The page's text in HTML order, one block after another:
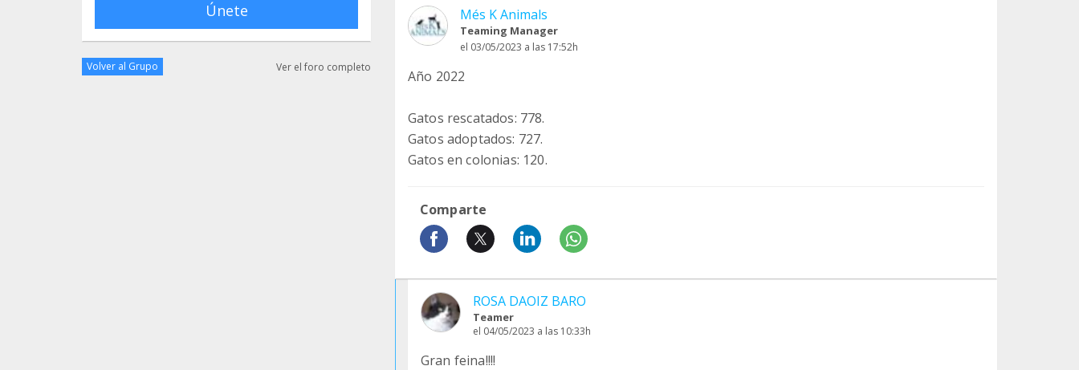
Únete
Volver al Grupo Ver el foro completo
Més K Animals
Teaming Manager
el 03/05/2023 a las 17:52h
Año 2022
Gatos rescatados: 778.
Gatos adoptados: 727.
Gatos en colonias: 120.
Comparte
ROSA DAOIZ BARO
Teamer
el 04/05/2023 a las 10:33h
Gran feina!!!!